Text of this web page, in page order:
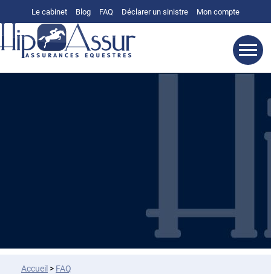
Le cabinet Blog FAQ Déclarer un sinistre Mon compte
Accueil > FAQ